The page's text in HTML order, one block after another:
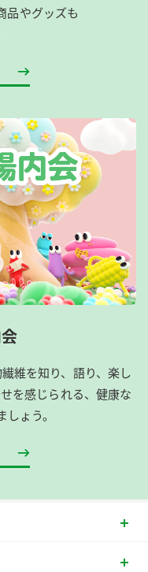
品やグッズも
維を知り、語り、楽し
を感じられる、健康な
ょう。